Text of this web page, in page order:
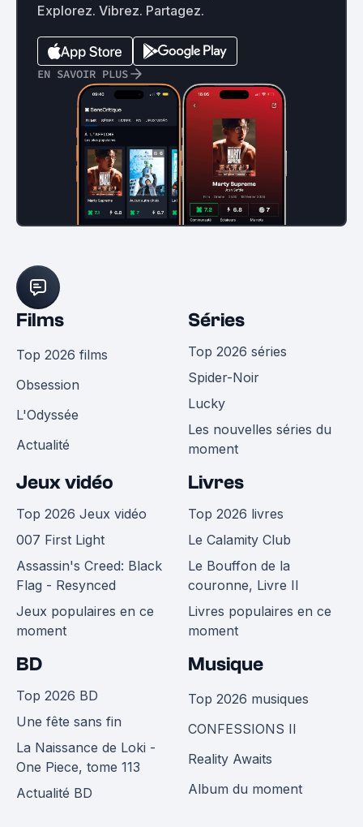
Explorez. Vibrez. Partagez.
EN SAVOIR PLUS
Films
Top 2026 films
Obsession
L'Odyssée
Actualité
Séries
Top 2026 séries
Spider-Noir
Lucky
Les nouvelles séries du
moment
Jeux vidéo
Top 2026 Jeux vidéo
007 First Light
Assassin's Creed: Black
Flag - Resynced
Jeux populaires en ce
moment
Livres
Top 2026 livres
Le Calamity Club
Le Bouffon de la
couronne, Livre II
Livres populaires en ce
moment
BD
Top 2026 BD
Une fête sans fin
La Naissance de Loki -
One Piece, tome 113
Actualité BD
Musique
Top 2026 musiques
CONFESSIONS II
Reality Awaits
Album du moment